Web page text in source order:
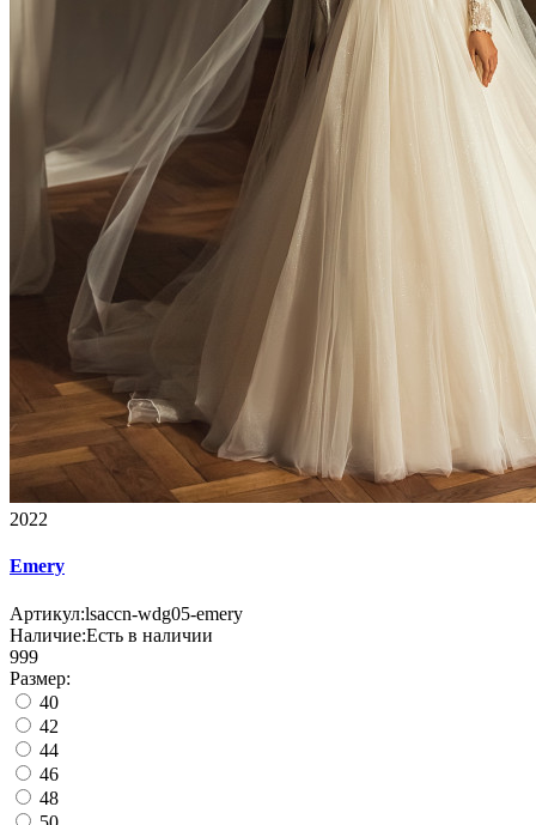
2022
Emery
Артикул:lsaccn-wdg05-emery
Наличие:Есть в наличии
999
Размер:
40
42
44
46
48